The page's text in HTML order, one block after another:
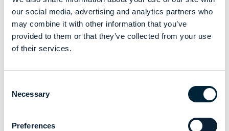
our social media, advertising and analytics partners who
may combine it with other information that you’ve
provided to them or that they’ve collected from your use
of their services.
Selection
Necessary
Preferences
nicht nur eine Anforderung, sondern
eine strategische Investition, um die